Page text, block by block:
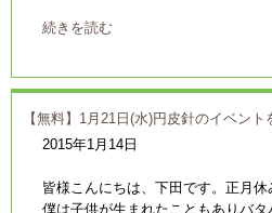
続きを読む
【無料】1月21日(水)円皮針のイベント
2015年1月14日
皆様こんにちは、下田です。正月
僕は子供が生まれたこともありバ